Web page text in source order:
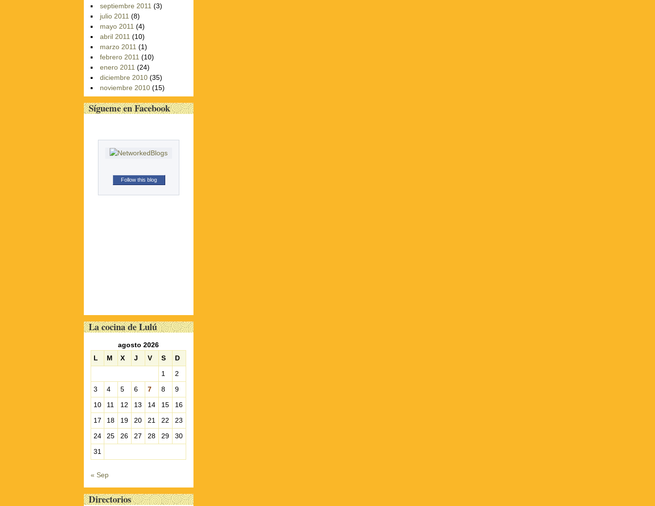
septiembre 2011 (3)
julio 2011 (8)
mayo 2011 (4)
abril 2011 (10)
marzo 2011 (1)
febrero 2011 (10)
enero 2011 (24)
diciembre 2010 (35)
noviembre 2010 (15)
Sígueme en Facebook
Follow this blog
La cocina de Lulú
agosto 2026
L
M X J V S
D
1
2
3
4 5 6 7 8
9
10
11 12 13 14 15
16
17
18 19 20 21 22
23
24
25 26 27 28 29
30
31
« Sep
Directorios